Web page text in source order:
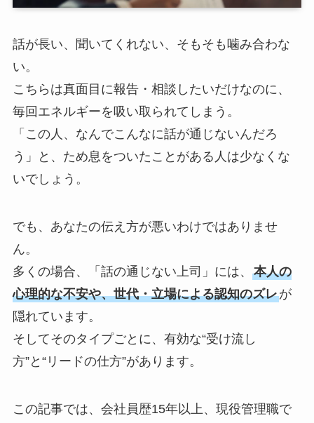
話が長い、聞いてくれない、そもそも噛み合わな
い。
こちらは真面目に報告・相談したいだけなのに、
毎回エネルギーを吸い取られてしまう。
「この人、なんでこんなに話が通じないんだろ
う」と、ため息をついたことがある人は少なくな
いでしょう。
でも、あなたの伝え方が悪いわけではありませ
ん。
多くの場合、「話の通じない上司」には、 本人の
心理的な不安や、世代・立場による認知のズレが
隠れています。
そしてそのタイプごとに、有効な“受け流し
方”と“リードの仕方”があります。
この記事では、会社員歴15年以上、現役管理職で